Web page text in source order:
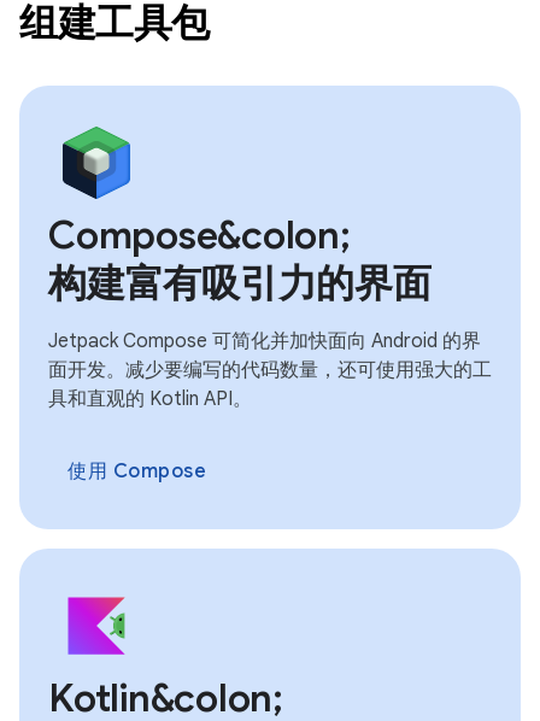
组建工具包
Compose&colon;
构建富有吸引力的界面
Jetpack Compose 可简化并加快面向 Android 的界
面开发。减少要编写的代码数量，还可使用强大的工
具和直观的 Kotlin API。
使用 Compose
Kotlin&colon;